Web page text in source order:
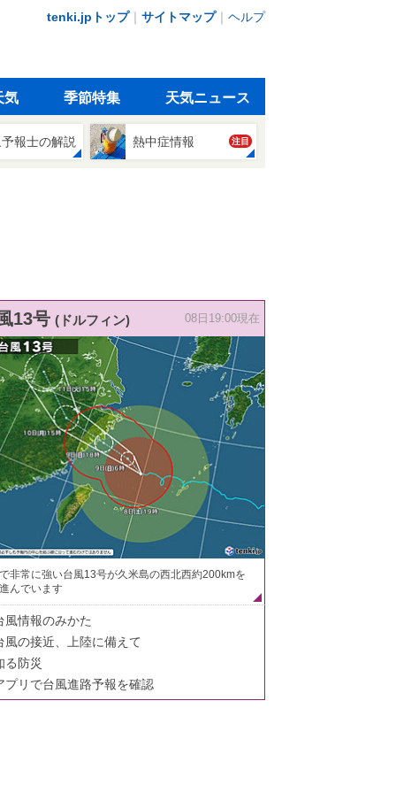
tenki.jpトップ｜ サイトマップ｜ ヘルプ
気 季節特集 天気ニュース
報士の解説 熱中症情報 注目
13号 (ドルフィン) 08日19:00現在
非常に強い台風13号が久米島の西北西約200kmを
んでいます
風情報のみかた
風の接近、上陸に備えて
る防災
プリで台風進路予報を確認